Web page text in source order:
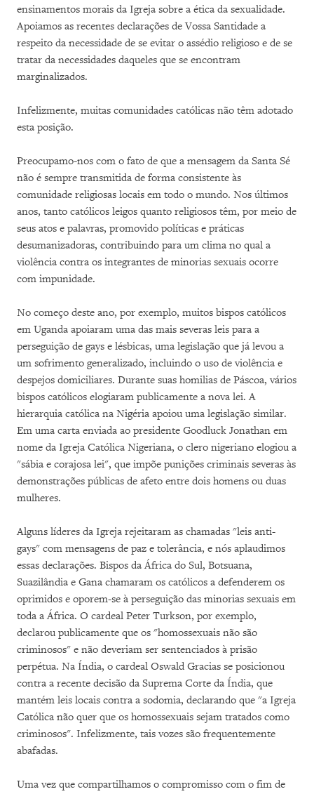
ensinamentos morais da Igreja sobre a ética da sexualidade.
Apoiamos as recentes declarações de Vossa Santidade a
respeito da necessidade de se evitar o assédio religioso e de se
tratar da necessidades daqueles que se encontram
marginalizados.
Infelizmente, muitas comunidades católicas não têm adotado
esta posição.
Preocupamo-nos com o fato de que a mensagem da Santa Sé
não é sempre transmitida de forma consistente às
comunidade religiosas locais em todo o mundo. Nos últimos
anos, tanto católicos leigos quanto religiosos têm, por meio de
seus atos e palavras, promovido políticas e práticas
desumanizadoras, contribuindo para um clima no qual a
violência contra os integrantes de minorias sexuais ocorre
com impunidade.
No começo deste ano, por exemplo, muitos bispos católicos
em Uganda apoiaram uma das mais severas leis para a
perseguição de gays e lésbicas, uma legislação que já levou a
um sofrimento generalizado, incluindo o uso de violência e
despejos domiciliares. Durante suas homilias de Páscoa, vários
bispos católicos elogiaram publicamente a nova lei. A
hierarquia católica na Nigéria apoiou uma legislação similar.
Em uma carta enviada ao presidente Goodluck Jonathan em
nome da Igreja Católica Nigeriana, o clero nigeriano elogiou a
"sábia e corajosa lei", que impõe punições criminais severas às
demonstrações públicas de afeto entre dois homens ou duas
mulheres.
Alguns líderes da Igreja rejeitaram as chamadas "leis anti-
gays" com mensagens de paz e tolerância, e nós aplaudimos
essas declarações. Bispos da África do Sul, Botsuana,
Suazilândia e Gana chamaram os católicos a defenderem os
oprimidos e oporem-se à perseguição das minorias sexuais em
toda a África. O cardeal Peter Turkson, por exemplo,
declarou publicamente que os "homossexuais não são
criminosos" e não deveriam ser sentenciados à prisão
perpétua. Na Índia, o cardeal Oswald Gracias se posicionou
contra a recente decisão da Suprema Corte da Índia, que
mantém leis locais contra a sodomia, declarando que "a Igreja
Católica não quer que os homossexuais sejam tratados como
criminosos". Infelizmente, tais vozes são frequentemente
abafadas.
Uma vez que compartilhamos o compromisso com o fim de